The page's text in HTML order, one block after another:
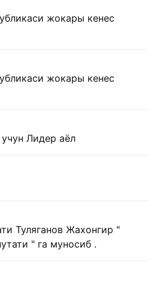
жокары кенес
жокары кенес
Лидер аёл
Туляганов Жахонгир "
" га муносиб .